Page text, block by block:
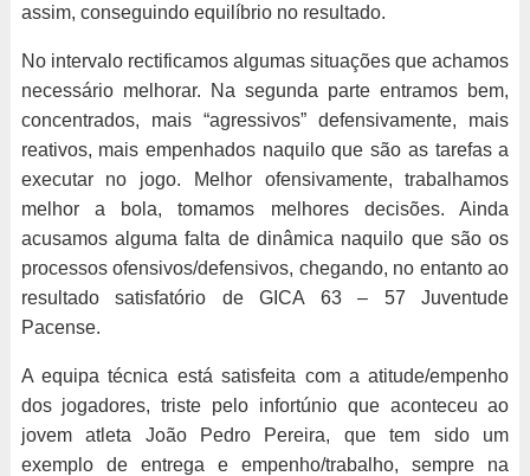
assim, conseguindo equilíbrio no resultado.
No intervalo rectificamos algumas situações que achamos
necessário melhorar. Na segunda parte entramos bem,
concentrados, mais “agressivos” defensivamente, mais
reativos, mais empenhados naquilo que são as tarefas a
executar no jogo. Melhor ofensivamente, trabalhamos
melhor a bola, tomamos melhores decisões. Ainda
acusamos alguma falta de dinâmica naquilo que são os
processos ofensivos/defensivos, chegando, no entanto ao
resultado satisfatório de GICA 63 – 57 Juventude
Pacense.
A equipa técnica está satisfeita com a atitude/empenho
dos jogadores, triste pelo infortúnio que aconteceu ao
jovem atleta João Pedro Pereira, que tem sido um
exemplo de entrega e empenho/trabalho, sempre na